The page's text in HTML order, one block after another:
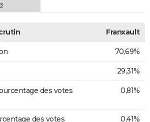
Franxault
70,69%
29,31%
des votes
0,81%
des votes
0,41%